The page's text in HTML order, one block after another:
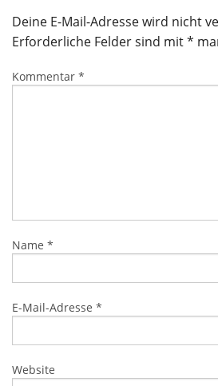
Deine E-Mail-Adresse wird nicht
Erforderliche Felder sind mit*
Kommentar *
Name *
E-Mail-Adresse *
Website